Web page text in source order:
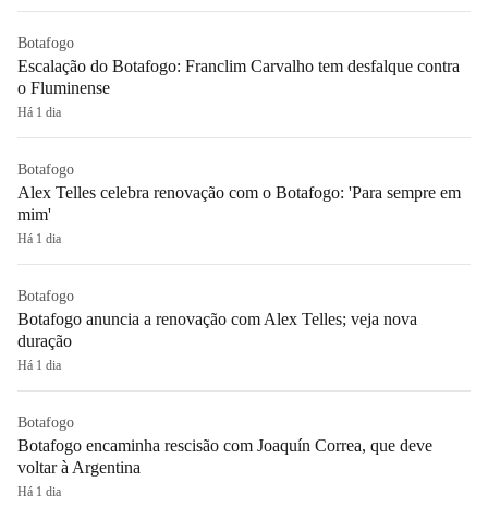
Botafogo
Escalação do Botafogo: Franclim Carvalho tem desfalque contra
o Fluminense
Há 1 dia
Botafogo
Alex Telles celebra renovação com o Botafogo: 'Para sempre em
mim'
Há 1 dia
Botafogo
Botafogo anuncia a renovação com Alex Telles; veja nova
duração
Há 1 dia
Botafogo
Botafogo encaminha rescisão com Joaquín Correa, que deve
voltar à Argentina
Há 1 dia